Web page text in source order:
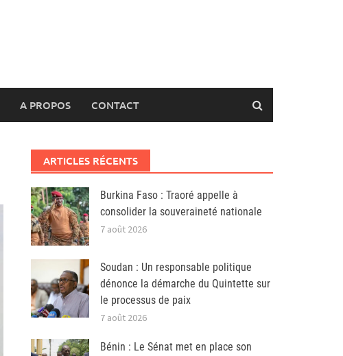
A PROPOS CONTACT
ARTICLES RÉCENTS
Burkina Faso : Traoré appelle à
consolider la souveraineté nationale
7 août 2026
Soudan : Un responsable politique
dénonce la démarche du Quintette sur
le processus de paix
7 août 2026
Bénin : Le Sénat met en place son